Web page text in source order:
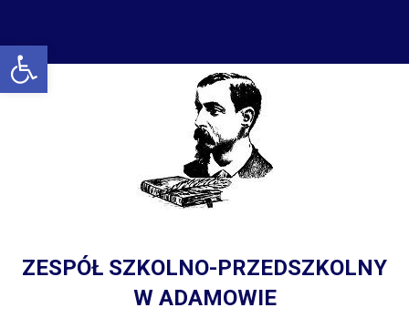
Open toolbar
ZESPÓŁ SZKOLNO-PRZEDSZKOLNY
W ADAMOWIE